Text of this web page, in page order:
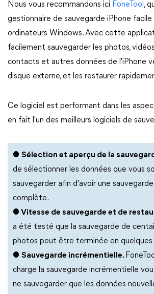
Nous vous recommandons ici FoneTool ,
gestionnaire de sauvegarde iPhone facile
ordinateurs Windows. Avec cette
facilement sauvegarder les photos,
contacts et autres données de l'iPhone
disque externe, et les restaurer
Ce logiciel est performant dans les
en fait l'un des meilleurs logiciels de
● Sélection et aperçu de la
de sélectionner les données que vous
sauvegarder afin d'avoir une
complète.
● Vitesse de sauvegarde et de
a été testé que la sauvegarde de
photos peut être terminée en quelques
● Sauvegarde incrémentielle.
charge la sauvegarde incrémentielle
ne sauvegarder que les données